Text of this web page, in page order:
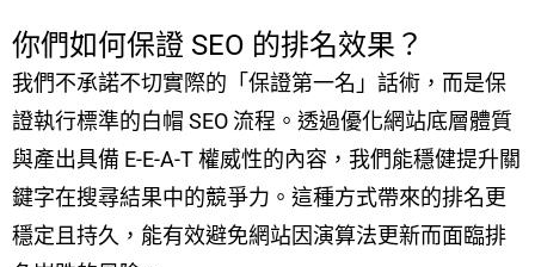
你們如何保證 SEO 的排名效果？
我們不承諾不切實際的「保證第一名」話術，而是保
證執行標準的白帽 SEO 流程。透過優化網站底層體質
與產出具備 E-E-A-T 權威性的內容，我們能穩健提升關
鍵字在搜尋結果中的競爭力。這種方式帶來的排名更
穩定且持久，能有效避免網站因演算法更新而面臨排